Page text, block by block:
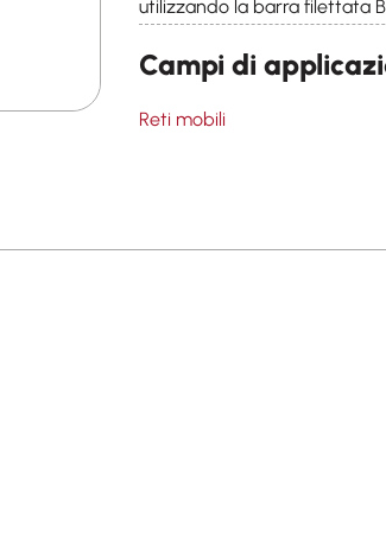
utilizzando la barra filettata
Campi di
Reti mobili